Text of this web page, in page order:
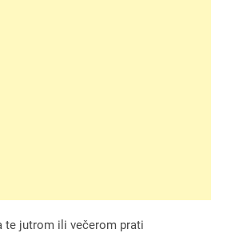
te jutrom ili večerom prati